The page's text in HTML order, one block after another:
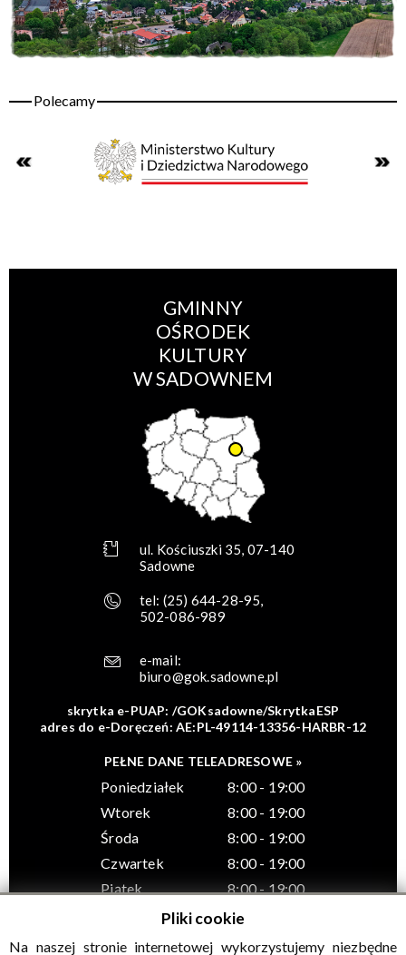
GMINNY
OŚRODEK
KULTURY
W SADOWNEM
ul. Kościuszki 35, 07-140
Sadowne
tel: (25) 644-28-95,
502-086-989
e-mail:
biuro@gok.sadowne.pl
skrytka e-PUAP: /GOKsadowne/SkrytkaESP
adres do e-Doręczeń: AE:PL-49114-13356-HARBR-12
PEŁNE DANE TELEADRESOWE »
Poniedziałek
8:00 - 19:00
Wtorek
8:00 - 19:00
Środa
8:00 - 19:00
Czwartek
8:00 - 19:00
Piątek
8:00 - 19:00
Pliki cookie
Na naszej stronie internetowej wykorzystujemy niezbędne